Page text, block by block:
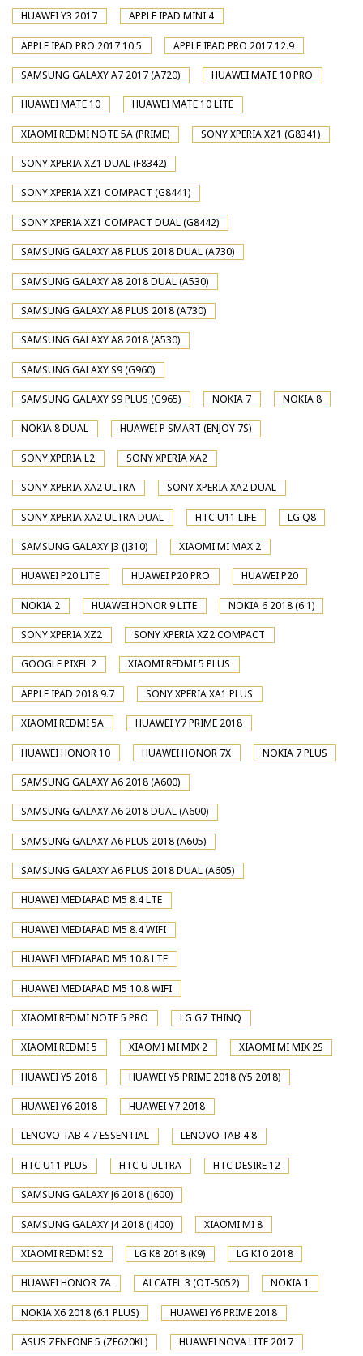
HUAWEI Y3 2017 APPLE IPAD MINI 4
APPLE IPAD PRO 2017 10.5 APPLE IPAD PRO 2017 12.9
SAMSUNG GALAXY A7 2017 (A720) HUAWEI MATE 10 PRO
HUAWEI MATE 10 HUAWEI MATE 10 LITE
XIAOMI REDMI NOTE 5A (PRIME) SONY XPERIA XZ1 (G8341)
SONY XPERIA XZ1 DUAL (F8342)
SONY XPERIA XZ1 COMPACT (G8441)
SONY XPERIA XZ1 COMPACT DUAL (G8442)
SAMSUNG GALAXY A8 PLUS 2018 DUAL (A730)
SAMSUNG GALAXY A8 2018 DUAL (A530)
SAMSUNG GALAXY A8 PLUS 2018 (A730)
SAMSUNG GALAXY A8 2018 (A530)
SAMSUNG GALAXY S9 (G960)
SAMSUNG GALAXY S9 PLUS (G965) NOKIA 7 NOKIA 8
NOKIA 8 DUAL HUAWEI P SMART (ENJOY 7S)
SONY XPERIA L2 SONY XPERIA XA2
SONY XPERIA XA2 ULTRA SONY XPERIA XA2 DUAL
SONY XPERIA XA2 ULTRA DUAL HTC U11 LIFE LG Q8
SAMSUNG GALAXY J3 (J310) XIAOMI MI MAX 2
HUAWEI P20 LITE HUAWEI P20 PRO HUAWEI P20
NOKIA 2 HUAWEI HONOR 9 LITE NOKIA 6 2018 (6.1)
SONY XPERIA XZ2 SONY XPERIA XZ2 COMPACT
GOOGLE PIXEL 2 XIAOMI REDMI 5 PLUS
APPLE IPAD 2018 9.7 SONY XPERIA XA1 PLUS
XIAOMI REDMI 5A HUAWEI Y7 PRIME 2018
HUAWEI HONOR 10 HUAWEI HONOR 7X NOKIA 7 PLUS
SAMSUNG GALAXY A6 2018 (A600)
SAMSUNG GALAXY A6 2018 DUAL (A600)
SAMSUNG GALAXY A6 PLUS 2018 (A605)
SAMSUNG GALAXY A6 PLUS 2018 DUAL (A605)
HUAWEI MEDIAPAD M5 8.4 LTE
HUAWEI MEDIAPAD M5 8.4 WIFI
HUAWEI MEDIAPAD M5 10.8 LTE
HUAWEI MEDIAPAD M5 10.8 WIFI
XIAOMI REDMI NOTE 5 PRO LG G7 THINQ
XIAOMI REDMI 5 XIAOMI MI MIX 2 XIAOMI MI MIX 2S
HUAWEI Y5 2018 HUAWEI Y5 PRIME 2018 (Y5 2018)
HUAWEI Y6 2018 HUAWEI Y7 2018
LENOVO TAB 4 7 ESSENTIAL LENOVO TAB 4 8
HTC U11 PLUS HTC U ULTRA HTC DESIRE 12
SAMSUNG GALAXY J6 2018 (J600)
SAMSUNG GALAXY J4 2018 (J400) XIAOMI MI 8
XIAOMI REDMI S2 LG K8 2018 (K9) LG K10 2018
HUAWEI HONOR 7A ALCATEL 3 (OT-5052) NOKIA 1
NOKIA X6 2018 (6.1 PLUS) HUAWEI Y6 PRIME 2018
ASUS ZENFONE 5 (ZE620KL) HUAWEI NOVA LITE 2017